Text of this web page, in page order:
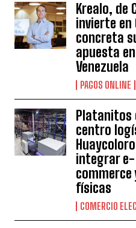
Krealo, de
invierte en
concreta
apuesta en
Venezuela
PAGOS ONLINE
Platanitos
centro
integrar e-
commerce
físicas
COMERCIO